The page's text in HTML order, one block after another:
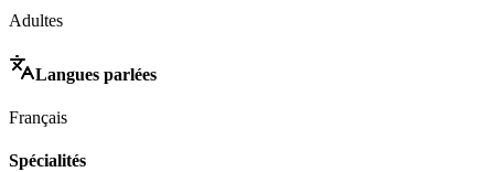
Adultes
Langues parlées
Français
Spécialités